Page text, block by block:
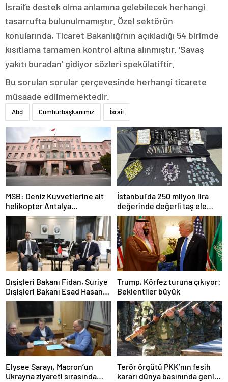
İsrail’e destek olma anlamına gelebilecek herhangi
tasarrufta bulunulmamıştır. Özel sektörün
konularında, Ticaret Bakanlığı’nın açıkladığı 54 birimde
kısıtlama tamamen kontrol altına alınmıştır. ‘Savaş
yakıtı buradan’ gidiyor sözleri spekülatiftir.
Bu sorulan sorular çerçevesinde herhangi ticarete
müsaade edilmemektedir.
Abd Cumhurbaşkanımız İsrail
MSB: Deniz Kuvvetlerine ait
helikopter Antalya
açıklarında acil iniş yaptı
İstanbul’da 250 milyon lira
değerinde değerli taş ele
geçirildi
Dışişleri Bakanı Fidan, Suriye
Dışişleri Bakanı Esad Hasan
Şeybani ile görüştü
Trump, Körfez turuna çıkıyor:
Beklentiler büyük
Elysee Sarayı, Macron’un
Ukrayna ziyareti sırasında
Terör örgütü PKK’nın fesih
kararı dünya basınında geniş